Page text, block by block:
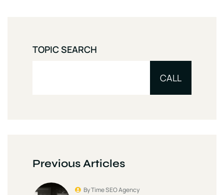
TOPIC SEARCH
CALL
Previous Articles
By Time SEO Agency